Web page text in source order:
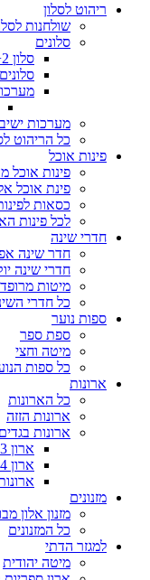
ריהוט לסלון
שולחנות
סלונים
סלון 3+2
מערכות
כל הריהוט
פינות אוכל
פינות אוכל
פינת אוכל
כסאות
לכל פינות
חדרי שינה
חדר שינה
חדרי שינה
מיטות
כל חדרי
ספות נוער
ספת ספר
מיטה וחצי
כל ספות
ארונות
כל הארונות
ארונות הזזה
ארונות בגדים
ארון 3 דלתות
ארון 4 דלתות
מזנונים
מזנון אלון
כל המזנונים
למגזר הדתי
מיטה יהודית